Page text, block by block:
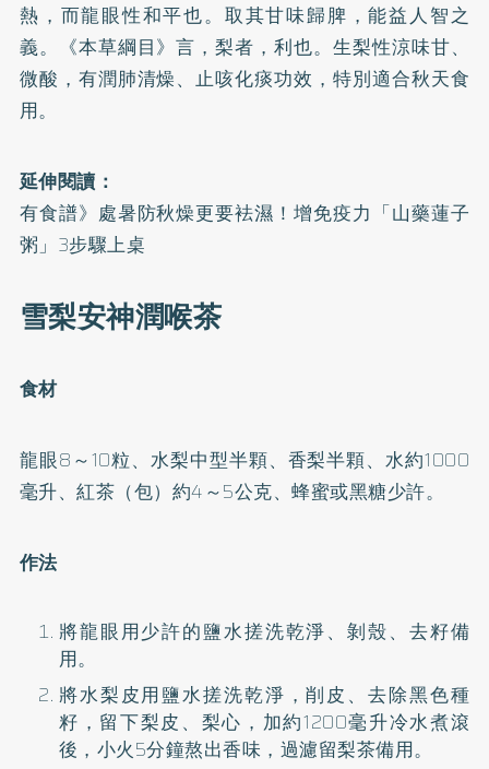
熱，而龍眼性和平也。取其甘味歸脾，能益人智之
義。《本草綱目》言，梨者，利也。生梨性涼味甘、
微酸，有潤肺清燥、止咳化痰功效，特別適合秋天食
用。
延伸閱讀：
有食譜》處暑防秋燥更要袪濕！增免疫力「山藥蓮子
粥」3步驟上桌
雪梨安神潤喉茶
食材
龍眼8～10粒、水梨中型半顆、香梨半顆、水約1000
毫升、紅茶（包）約4～5公克、蜂蜜或黑糖少許。
作法
將龍眼用少許的鹽水搓洗乾淨、剝殼、去籽備
用。
將水梨皮用鹽水搓洗乾淨，削皮、去除黑色種
籽，留下梨皮、梨心，加約1200毫升冷水煮滾
後，小火5分鐘熬出香味，過濾留梨茶備用。